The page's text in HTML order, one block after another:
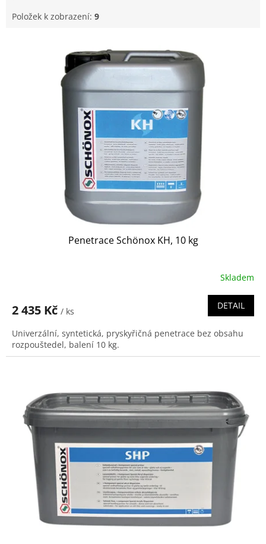
Položek k zobrazení: 9
Penetrace Schönox KH, 10 kg
Skladem
2 435 Kč / ks
DETAIL
Univerzální, syntetická, pryskyřičná penetrace bez obsahu
rozpouštedel, balení 10 kg.